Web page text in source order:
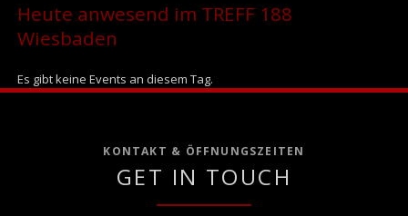
Heute anwesend im TREFF 188
Wiesbaden
Es gibt keine Events an diesem Tag.
KONTAKT & ÖFFNUNGSZEITEN
GET IN TOUCH